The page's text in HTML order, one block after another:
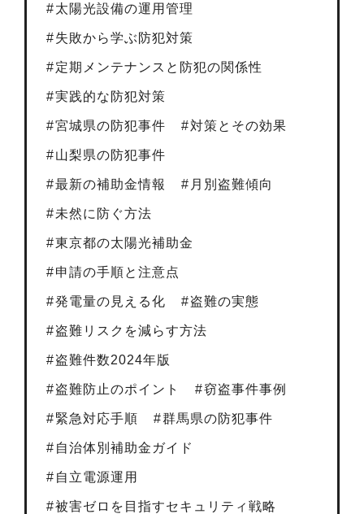
太陽光設備の運用管理
失敗から学ぶ防犯対策
定期メンテナンスと防犯の関係性
実践的な防犯対策
宮城県の防犯事件 対策とその効果
山梨県の防犯事件
最新の補助金情報 月別盗難傾向
未然に防ぐ方法
東京都の太陽光補助金
申請の手順と注意点
発電量の見える化 盗難の実態
盗難リスクを減らす方法
盗難件数2024年版
盗難防止のポイント 窃盗事件事例
緊急対応手順 群馬県の防犯事件
自治体別補助金ガイド
自立電源運用
被害ゼロを目指すセキュリティ戦略